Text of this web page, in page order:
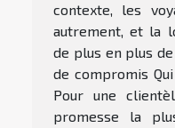
contexte, les
autrement, et la
de plus en plus de
de compromis
Pour une
promesse la